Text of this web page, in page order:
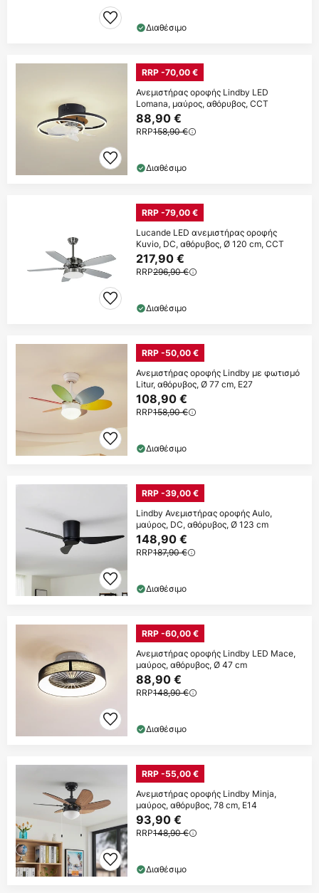
Διαθέσιμο
RRP -70,00 €
Ανεμιστήρας οροφής Lindby LED
Lomana, μαύρος, αθόρυβος, CCT
88,90 €
RRP158,90 €
Διαθέσιμο
RRP -79,00 €
Lucande LED ανεμιστήρας οροφής
Kuvio, DC, αθόρυβος, Ø 120 cm, CCT
217,90 €
RRP296,90 €
Διαθέσιμο
RRP -50,00 €
Ανεμιστήρας οροφής Lindby με φωτισμό
Litur, αθόρυβος, Ø 77 cm, E27
108,90 €
RRP158,90 €
Διαθέσιμο
RRP -39,00 €
Lindby Ανεμιστήρας οροφής Aulo,
μαύρος, DC, αθόρυβος, Ø 123 cm
148,90 €
RRP187,90 €
Διαθέσιμο
RRP -60,00 €
Ανεμιστήρας οροφής Lindby LED Mace,
μαύρος, αθόρυβος, Ø 47 cm
88,90 €
RRP148,90 €
Διαθέσιμο
RRP -55,00 €
Ανεμιστήρας οροφής Lindby Minja,
μαύρος, αθόρυβος, 78 cm, E14
93,90 €
RRP148,90 €
Διαθέσιμο